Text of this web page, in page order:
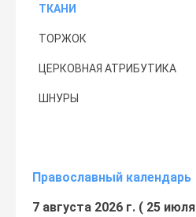
ТКАНИ
ТОРЖОК
ЦЕРКОВНАЯ АТРИБУТИКА
ШНУРЫ
Православный календарь
7 августа 2026 г. ( 25 июля